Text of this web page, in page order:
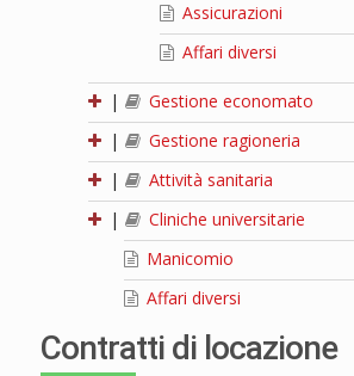
Assicurazioni
Affari diversi
|
Gestione economato
|
Gestione ragioneria
|
Attività sanitaria
|
Cliniche universitarie
Manicomio
Affari diversi
Contratti di locazione